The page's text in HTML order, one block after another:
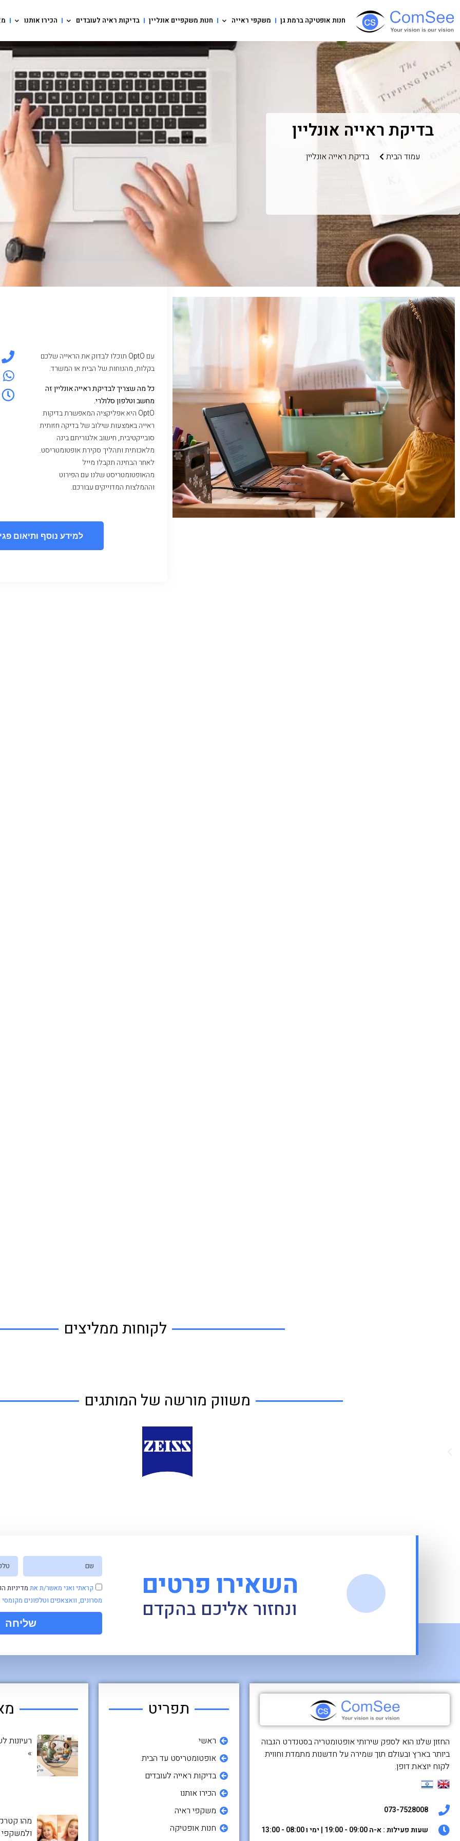
חנות אופטיקה ברמת גן משקפי ראייה חנות משקפיים אונליין בדיקות ראיה לעובדים הכירו אותנו
בדיקת ראייה אונליין
עמוד הבית בדיקת ראייה אונליין
עם OptO תוכלו לבדוק את הראייה שלכם
בקלות, מהנוחות של הבית או המשרד.
כל מה שצריך לבדיקת ראייה אונליין זה
מחשב וטלפון סלולרי.
OptO היא אפליקציה המאפשרת בדיקות
ראייה באמצעות שילוב של בדיקה חזותית
סובייקטיבית, חישוב אלגוריתם בינה
מלאכותית ותהליך סקירת אופטומטריסט.
לאחר הבחינה תקבלו מייל
מהאופטומטריסט שלנו עם הפירוט
וההמלצות המדוייקים עבורכם.
למידע נוסף ותיאום
לקוחות ממליצים
משווק מורשה של המותגים
השאירו פרטים
ונחזור אליכם בהקדם
קראתי ואני מאשר/ת את מדיניות
מסרונים, וואצאפים וטלפונים מקומסי
שליחה
החזון שלנו הוא לספק שירותי אופטומטריה בסטנדרט הגבוה
ביותר בארץ ובעולם תוך שמירה על חדשנות מתמדת וחווית
לקוח יוצאת דופן.
073-7528008
שעות פעילות : א-ה 09:00 - 19:00 | ימי ו 08:00 - 13:00
תפריט
ראשי
אופטומטריסט עד הבית
בדיקות ראייה לעובדים
הכירו אותנו
משקפי ראיה
חנות אופטיקה
רעיונות
»
מהו